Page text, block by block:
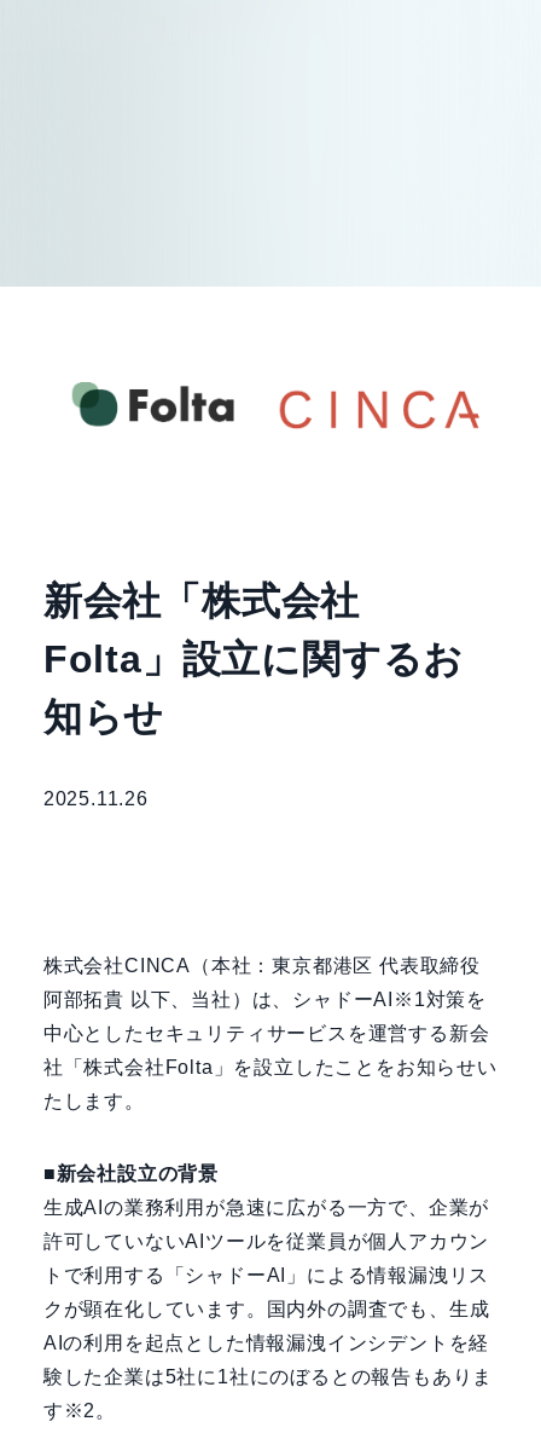
新会社「株式会社
Folta」設立に関するお
知らせ
2025.11.26
株式会社CINCA（本社：東京都港区 代表取締役
阿部拓貴 以下、当社）は、シャドーAI※1対策を
中心としたセキュリティサービスを運営する新会
社「株式会社Folta」を設立したことをお知らせい
たします。
■新会社設立の背景
生成AIの業務利用が急速に広がる一方で、企業が
許可していないAIツールを従業員が個人アカウン
トで利用する「シャドーAI」による情報漏洩リス
クが顕在化しています。国内外の調査でも、生成
AIの利用を起点とした情報漏洩インシデントを経
験した企業は5社に1社にのぼるとの報告もありま
す※2。